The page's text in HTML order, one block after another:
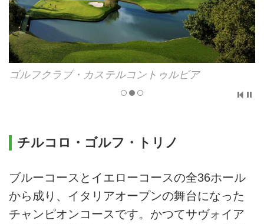
ア ゴルフクラブ・カステルコントゥルビ
チルコロ・ゴルフ・トリノ
ブルーコースとイエローコースの全36ホール
から成り、イタリアオープンの舞台になった
チャンピオンコースです。かつてサヴォイア